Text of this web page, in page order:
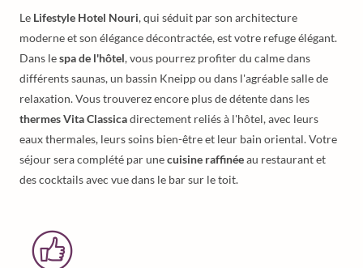
Le Lifestyle Hotel Nouri, qui séduit par son architecture
moderne et son élégance décontractée, est votre refuge élégant.
Dans lespa de l'hôtel, vous pourrez profiter du calme dans
différents saunas, un bassin Kneipp ou dans l'agréable salle de
relaxation. Vous trouverez encore plus de détente dans les
thermes Vita Classicadirectement reliés à l'hôtel, avec leurs
eaux thermales, leurs soins bien-être et leur bain oriental. Votre
séjour sera complété par unecuisine raffinéeau restaurant et
des cocktails avec vue dans le bar sur le toit.